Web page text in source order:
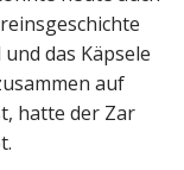
das Käpsele
auf
hatte der Zar